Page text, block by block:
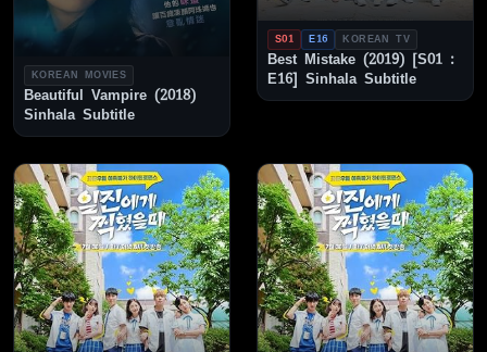
KOREAN MOVIES
Beautiful Vampire (2018)
Sinhala Subtitle
S01 E16 KOREAN TV
Best Mistake (2019) [S01 :
E16] Sinhala Subtitle